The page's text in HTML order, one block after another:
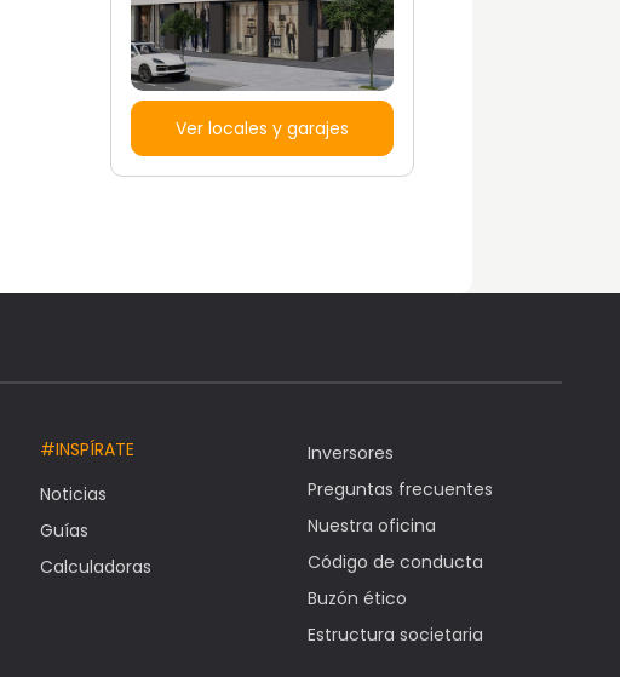
Ver locales y garajes
#INSPÍRATE
Noticias
Guías
Calculadoras
Inversores
Preguntas frecuentes
Nuestra oficina
Código de conducta
Buzón ético
Estructura societaria